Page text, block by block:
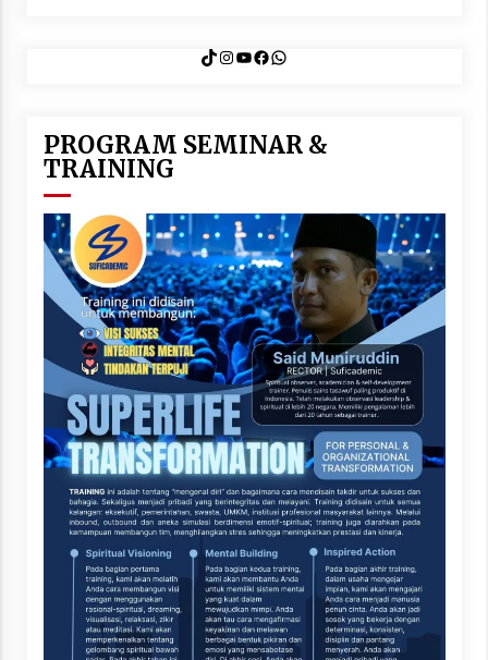
TikTok
Instagram
YouTube
Facebook
WhatsApp
PROGRAM SEMINAR &
TRAINING